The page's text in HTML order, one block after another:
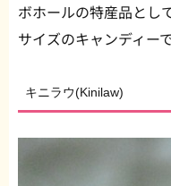
ボホールの特産品とし
サイズのキャンディー
キニラウ(Kinilaw)